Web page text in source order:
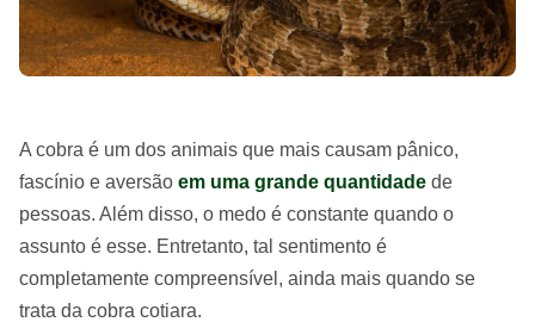
A cobra é um dos animais que mais causam pânico,
fascínio e aversão em uma grande quantidade de
pessoas. Além disso, o medo é constante quando o
assunto é esse. Entretanto, tal sentimento é
completamente compreensível, ainda mais quando se
trata da cobra cotiara.